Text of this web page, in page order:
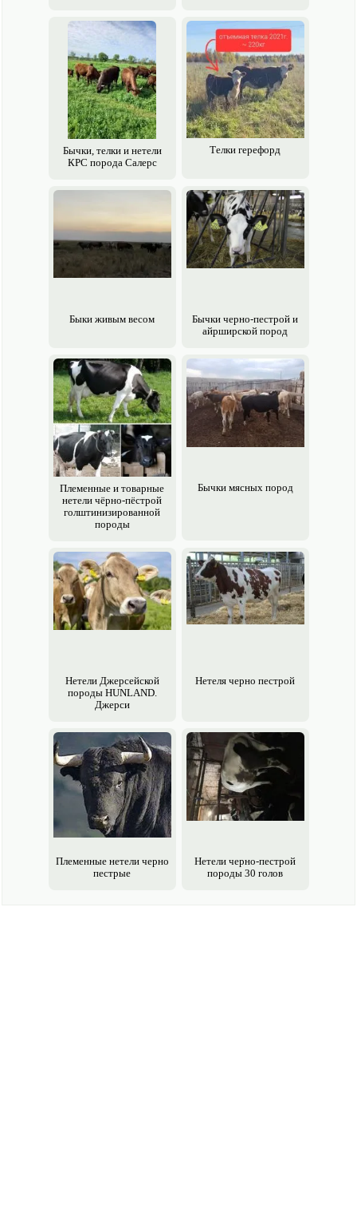
Бычки, телки и нетели
КРС порода Салерс
Телки герефорд
Быки живым весом
Бычки черно-пестрой и
айрширской пород
Племенные и товарные
нетели чёрно-пёстрой
голштинизированной
породы
Бычки мясных пород
Нетели Джерсейской
породы HUNLAND.
Джерси
Нетеля черно пестрой
Племенные нетели черно
пестрые
Нетели черно-пестрой
породы 30 голов